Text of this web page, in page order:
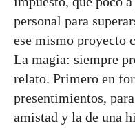
personal para
ese mismo proyecto
La magia: siempre
relato. Primero en
presentimientos,
amistad y la de una